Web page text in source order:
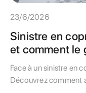
23/6/2026
Sinistre en
et comment le
Face à un sinistre en
Découvrez comment